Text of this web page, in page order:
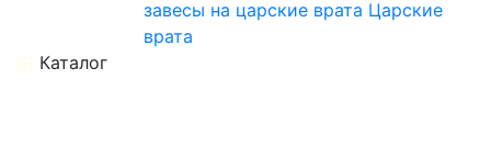
завесы на царские врата Царские
врата
Каталог